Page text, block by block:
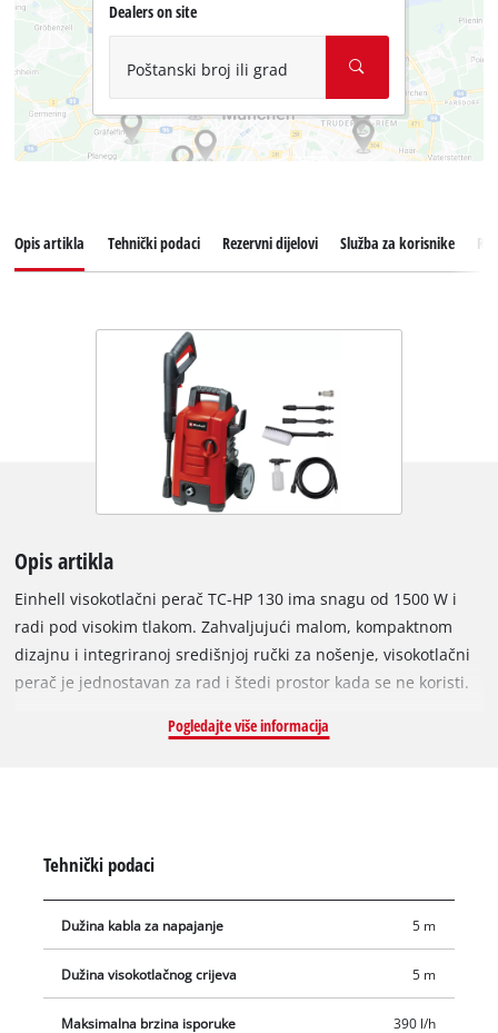
Dealers on site
Poštanski broj ili grad
Opis artikla Tehnički podaci Rezervni dijelovi Služba za korisnike
Opis artikla
Einhell visokotlačni perač TC-HP 130 ima snagu od 1500 W i
radi pod visokim tlakom. Zahvaljujući malom, kompaktnom
dizajnu i integriranoj središnjoj ručki za nošenje, visokotlačni
perač je jednostavan za rad i štedi prostor kada se ne koristi.
male težine idealan je za mobilnu upotrebu i prikladan je za
jačina vodenog mlaza regulirani su mlaznicama. Također
postoje raznovrsne mogućnosti pohrane mlaznica, pištolja i
ostalog pribora. Proizvod se isporučuje u kompletu s
rotirajućom mlaznicom, četkom i posudicom u koju se stavlja
sredstvo za čišćenje.
Pogledajte više informacija
Tehnički podaci
Dužina kabla za napajanje 5 m
Dužina visokotlačnog crijeva 5 m
Maksimalna brzina isporuke 390 l/h